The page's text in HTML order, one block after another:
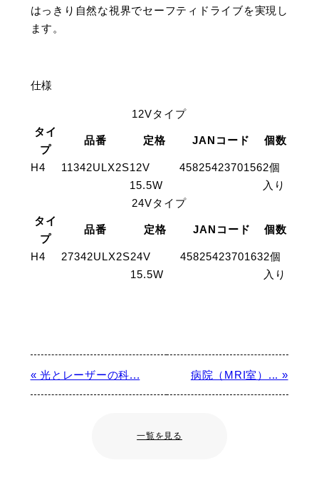
はっきり自然な視界でセーフティドライブを実現し
ます。
仕様
12Vタイプ
タイ
プ
品番 定格 JANコード 個数
H4 11342ULX2S12V
15.5W
45825423701562個
入り
24Vタイプ
タイ
プ
品番 定格 JANコード 個数
H4 27342ULX2S24V
15.5W
45825423701632個
入り
« 光とレーザーの科... 病院（MRI室）... »
一覧を見る